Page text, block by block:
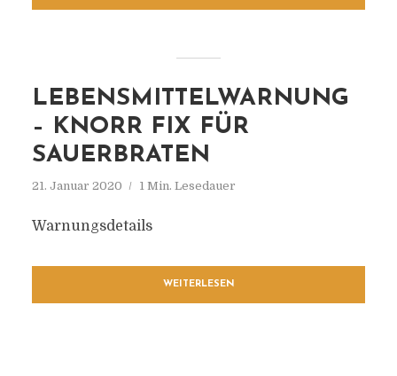
LEBENSMITTELWARNUNG
– KNORR FIX FÜR
SAUERBRATEN
21. Januar 2020 1 Min. Lesedauer
Warnungsdetails
WEITERLESEN